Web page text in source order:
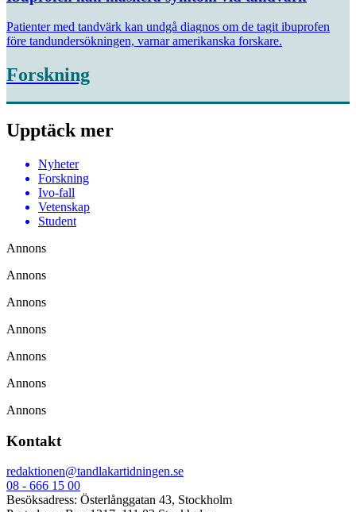
Patienter med tandvärk kan undgå diagnos om de tagit ibuprofen
före tandundersökningen, varnar amerikanska forskare.
Forskning
Upptäck mer
Nyheter
Forskning
Ivo-fall
Vetenskap
Student
Annons
Annons
Annons
Annons
Annons
Annons
Annons
Kontakt
redaktionen@tandlakartidningen.se
08 - 666 15 00
Besöksadress: Österlånggatan 43, Stockholm